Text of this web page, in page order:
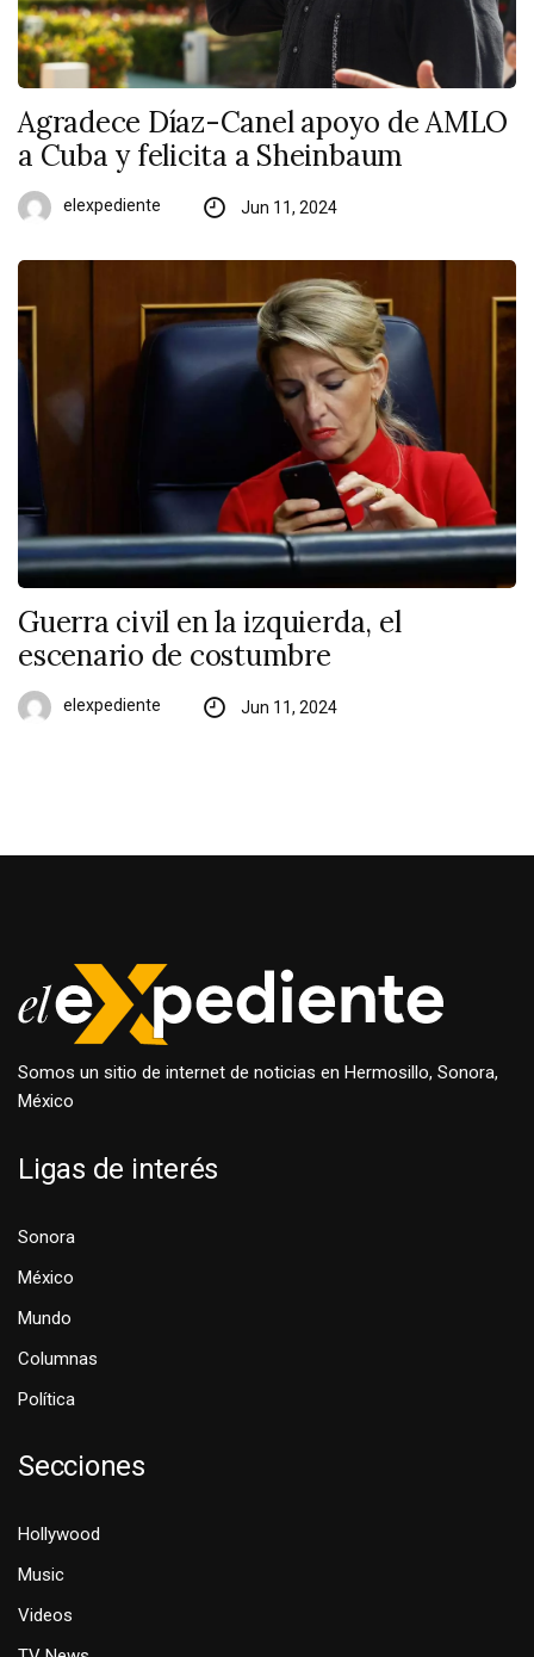
Agradece Díaz-Canel apoyo de AMLO
a Cuba y felicita a Sheinbaum
elexpediente Jun 11, 2024
Guerra civil en la izquierda, el
escenario de costumbre
elexpediente Jun 11, 2024
Somos un sitio de internet de noticias en Hermosillo, Sonora,
México
Ligas de interés
Sonora
México
Mundo
Columnas
Política
Secciones
Hollywood
Music
Videos